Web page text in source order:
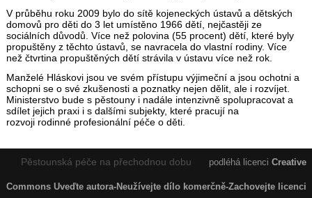
V průběhu roku 2009 bylo do sítě kojeneckých ústavů a dětských
domovů pro děti do 3 let umístěno 1966 dětí, nejčastěji ze
sociálních důvodů. Více než polovina (55 procent) dětí, které byly
propuštěny z těchto ústavů, se navracela do vlastní rodiny. Více
než čtvrtina propuštěných dětí strávila v ústavu více než rok.
Manželé Hláskovi jsou ve svém přístupu výjimeční a jsou ochotni a
schopni se o své zkušenosti a poznatky nejen dělit, ale i rozvíjet.
Ministerstvo bude s pěstouny i nadále intenzivně spolupracovat a
sdílet jejich praxi i s dalšími subjekty, které pracují na
rozvoji rodinné profesionální péče o děti.
Pěstounská péče na přechodnou dobu podléhá licenci Creative
Commons Uveďte autora-Neužívejte dílo komerčně-Zachovejte licenci